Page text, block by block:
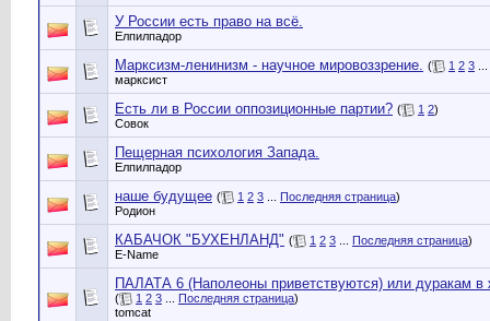
У России есть право на всё.
Елпилпадор
Марксизм-ленинизм - научное мировоззрение. ( 1 2 3
марксист
Есть ли в России оппозиционные партии? ( 1 2)
Совок
Пещерная психология Запада.
Елпилпадор
наше будущее ( 1 2 3 Последняя страница)
Родион
КАБАЧОК "БУХЕНЛАНД" ( 1 2 3 Последняя страница)
E-Name
ПАЛАТА 6 (Наполеоны приветствуются) или дуракам в
( 1 2 3 Последняя страница)
tomcat